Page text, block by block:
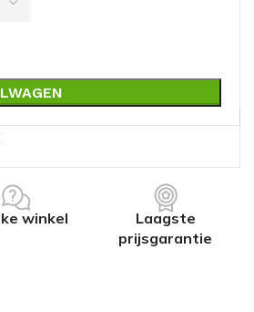
winkel
Laagste
prijsgarantie